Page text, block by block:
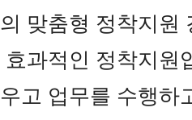
맞춤형 정착지원
효과적인 정착지원
고 업무를 수행하